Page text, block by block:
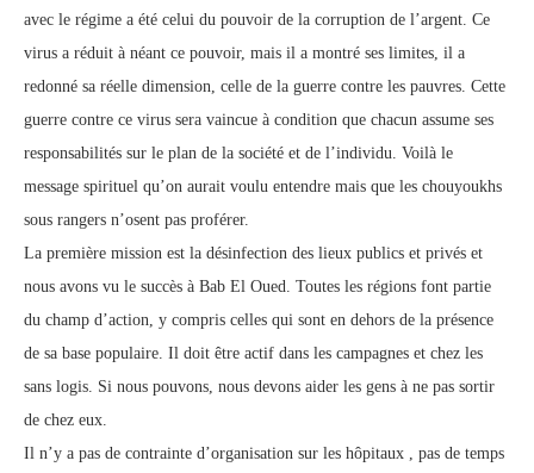
avec le régime a été celui du pouvoir de la corruption de l’argent. Ce
virus a réduit à néant ce pouvoir, mais il a montré ses limites, il a
redonné sa réelle dimension, celle de la guerre contre les pauvres. Cette
guerre contre ce virus sera vaincue à condition que chacun assume ses
responsabilités sur le plan de la société et de l’individu. Voilà le
message spirituel qu’on aurait voulu entendre mais que les chouyoukhs
sous rangers n’osent pas proférer.
La première mission est la désinfection des lieux publics et privés et
nous avons vu le succès à Bab El Oued. Toutes les régions font partie
du champ d’action, y compris celles qui sont en dehors de la présence
de sa base populaire. Il doit être actif dans les campagnes et chez les
sans logis. Si nous pouvons, nous devons aider les gens à ne pas sortir
de chez eux.
Il n’y a pas de contrainte d’organisation sur les hôpitaux , pas de temps